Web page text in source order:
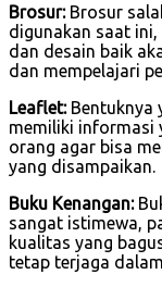
Brosur:Brosur
digunakan saat
dan desain baik
dan mempelajari
Leaflet:Bentuknya
memiliki informasi
orang agar bisa
yang disampaikan.
Buku Kenangan:
sangat istimewa,
kualitas yang
tetap terjaga